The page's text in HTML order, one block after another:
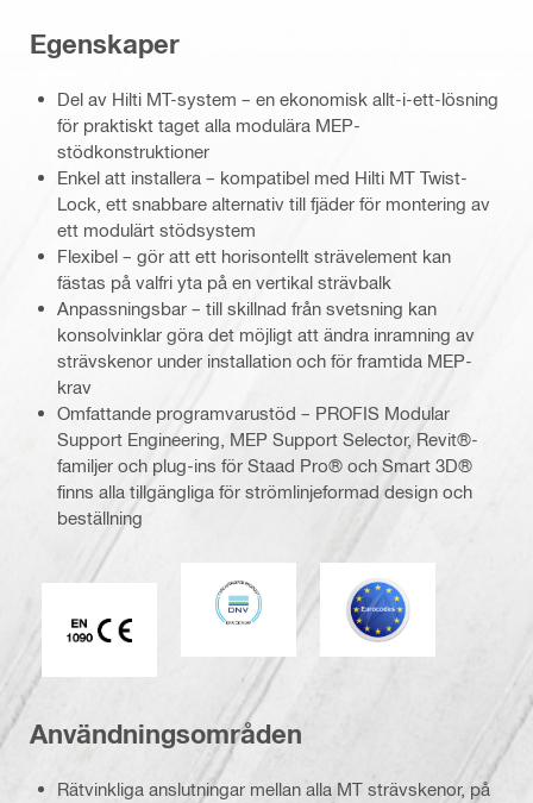
Egenskaper
Del av Hilti MT-system – en ekonomisk allt-i-ett-lösning
för praktiskt taget alla modulära MEP-
stödkonstruktioner
Enkel att installera – kompatibel med Hilti MT Twist-
Lock, ett snabbare alternativ till fjäder för montering av
ett modulärt stödsystem
Flexibel – gör att ett horisontellt strävelement kan
fästas på valfri yta på en vertikal strävbalk
Anpassningsbar – till skillnad från svetsning kan
konsolvinklar göra det möjligt att ändra inramning av
strävskenor under installation och för framtida MEP-
krav
Omfattande programvarustöd – PROFIS Modular
Support Engineering, MEP Support Selector, Revit®-
familjer och plug-ins för Staad Pro® och Smart 3D®
finns alla tillgängliga för strömlinjeformad design och
beställning
CE EN 1090-märkning
DNV Eurokod
Användningsområden
Rätvinkliga anslutningar mellan alla MT strävskenor, på